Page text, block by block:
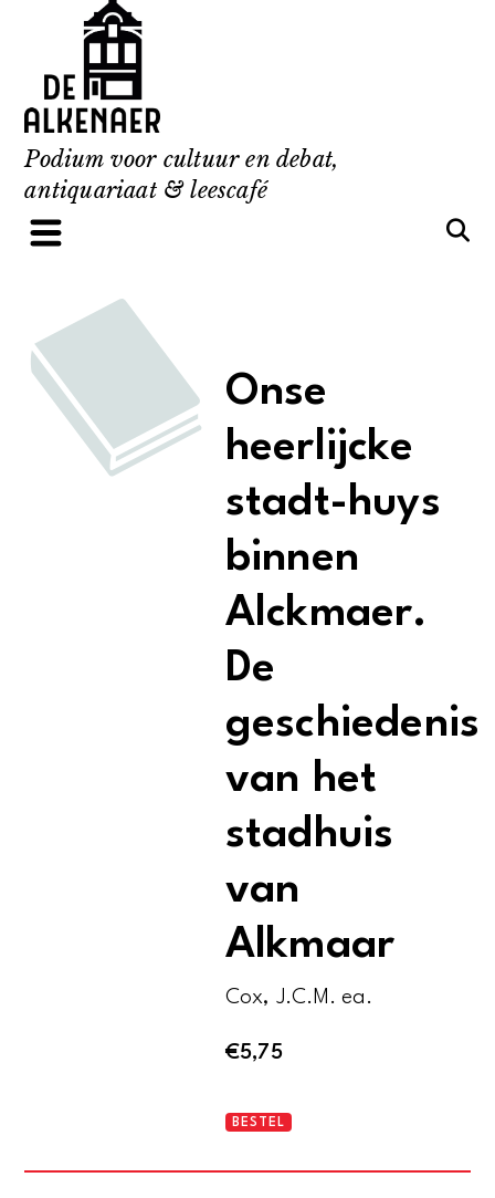
content
Podium voor cultuur en debat,
antiquariaat & leescafé
Onse
heerlijcke
stadt-huys
binnen
Alckmaer.
De
geschiedenis
van het
stadhuis
van
Alkmaar
Cox, J.C.M. ea.
€5,75
Onse
BESTEL